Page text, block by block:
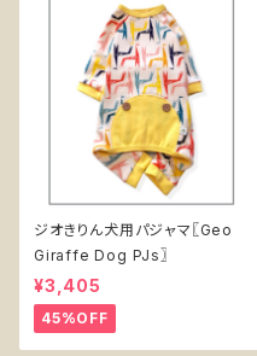
ジオきりん犬用パジャマ〖Geo
Giraffe Dog PJs〗
¥3,405
45%OFF